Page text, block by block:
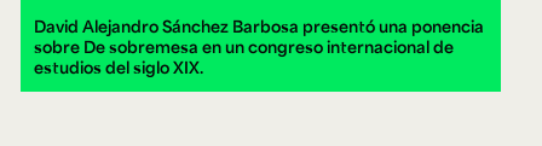
David Alejandro Sánchez Barbosa presentó una ponencia
sobre De sobremesa en un congreso internacional de
estudios del siglo XIX.